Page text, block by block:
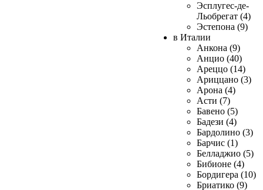
Эсплугес-де-
Льобрегат (4)
Эстепона (9)
в Италии
Анкона (9)
Анцио (40)
Ареццо (14)
Ариццано (3)
Арона (4)
Асти (7)
Бавено (5)
Бадези (4)
Бардолино (3)
Барчис (1)
Белладжио (5)
Бибионе (4)
Бордигера (10)
Бриатико (9)